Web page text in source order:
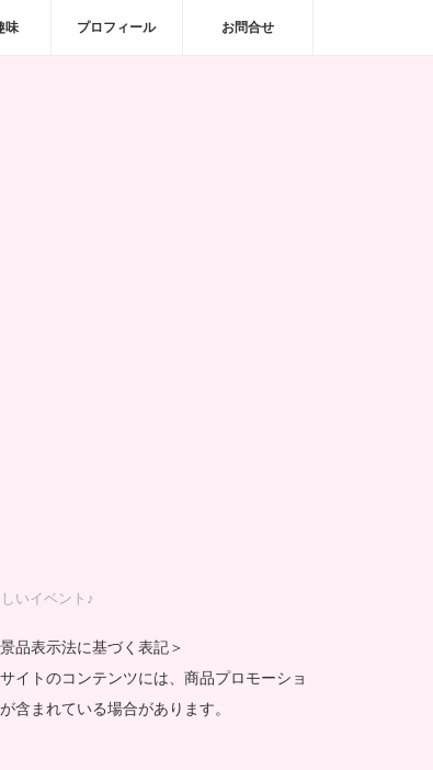
味 プロフィール お問合せ
いイベント♪
景品表示法に基づく表記＞
イトのコンテンツには、商品プロモーショ
含まれている場合があります。